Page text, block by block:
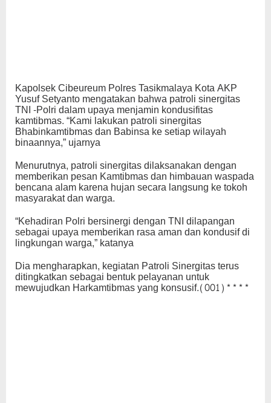
Kapolsek Cibeureum Polres Tasikmalaya Kota AKP
Yusuf Setyanto mengatakan bahwa patroli sinergitas
TNI -Polri dalam upaya menjamin kondusifitas
kamtibmas. “Kami lakukan patroli sinergitas
Bhabinkamtibmas dan Babinsa ke setiap wilayah
binaannya,” ujarnya
Menurutnya, patroli sinergitas dilaksanakan dengan
memberikan pesan Kamtibmas dan himbauan waspada
bencana alam karena hujan secara langsung ke tokoh
masyarakat dan warga.
“Kehadiran Polri bersinergi dengan TNI dilapangan
sebagai upaya memberikan rasa aman dan kondusif di
lingkungan warga,” katanya
Dia mengharapkan, kegiatan Patroli Sinergitas terus
ditingkatkan sebagai bentuk pelayanan untuk
mewujudkan Harkamtibmas yang konsusif.(001)****